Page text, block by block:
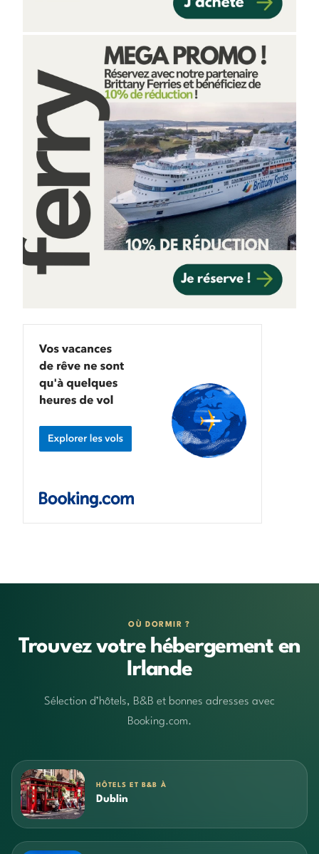
OÙ DORMIR ?
Trouvez votre hébergement en
Irlande
Sélection d’hôtels, B&B et bonnes adresses avec
Booking.com.
HÔTELS ET B&B À
Dublin